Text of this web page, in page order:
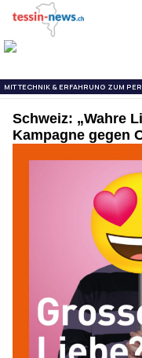
Schweiz: „Wahre
Kampagne gegen